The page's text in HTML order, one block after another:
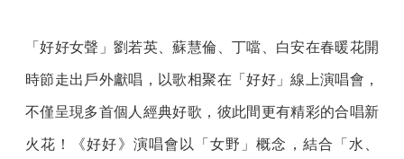
「好好女聲」劉若英、蘇慧倫、丁噹、白安在春暖花開
時節走出戶外獻唱，以歌相聚在「好好」線上演唱會，
不僅呈現多首個人經典好歌，彼此間更有精彩的合唱新
火花！《好好》演唱會以「女野」概念，結合「水、